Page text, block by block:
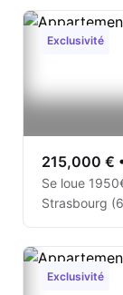
Exclusivité
215,000 €
Se loue
Strasbourg
Exclusivité